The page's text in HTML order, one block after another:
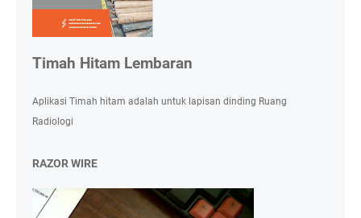
Timah Hitam Lembaran
Aplikasi Timah hitam adalah untuk lapisan dinding Ruang
Radiologi
RAZOR WIRE